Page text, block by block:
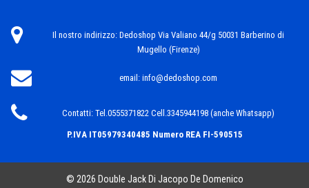
Il nostro indirizzo: Dedoshop Via Valiano 44/g 50031 Barberino di
Mugello (Firenze)
email: info@dedoshop.com
Contatti: Tel.0555371822 Cell.3345944198 (anche Whatsapp)
P.IVA IT05979340485 Numero REA FI-590515
© 2026 Double Jack Di Jacopo De Domenico